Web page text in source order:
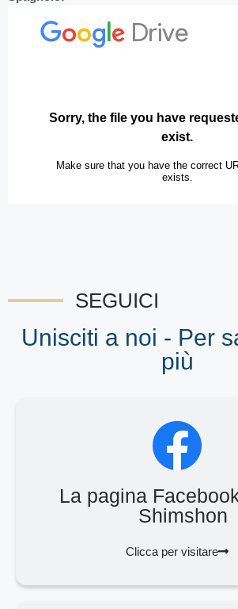
SEGUICI
Unisciti a noi - Per
più
La pagina
Shimshon
Clicca per visitare